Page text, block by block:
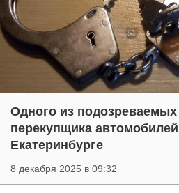
Одного из подозреваемых
перекупщика
Екатеринбурге
8 декабря 2025 в 09:32